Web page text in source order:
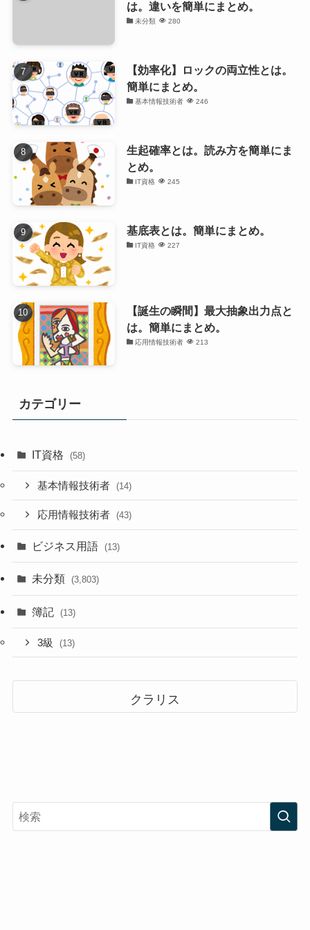
は。違いを簡単にまとめ。
未分類 280
【効率化】ロックの両立性とは。
簡単にまとめ。
基本情報技術者 246
生起確率とは。読み方を簡単にま
とめ。
IT資格 245
基底表とは。簡単にまとめ。
IT資格 227
【誕生の瞬間】最大抽象出力点と
は。簡単にまとめ。
応用情報技術者 213
カテゴリー
IT資格 (58)
基本情報技術者 (14)
応用情報技術者 (43)
ビジネス用語 (13)
未分類 (3,803)
簿記 (13)
3級 (13)
クラリス